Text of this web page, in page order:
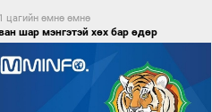
1 цагийн өмнө өмнө
шар мэнгэтэй хөх бар өдөр